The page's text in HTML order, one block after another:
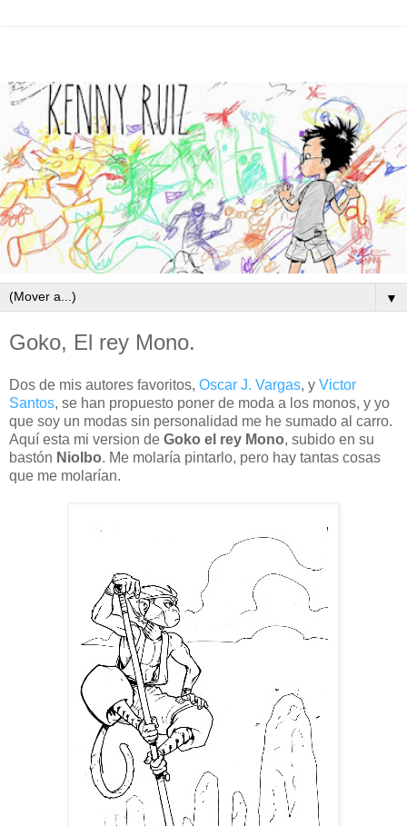
▼
Goko, El rey Mono.
Dos de mis autores favoritos, Oscar J. Vargas, y Victor
Santos, se han propuesto poner de moda a los monos, y yo
que soy un modas sin personalidad me he sumado al carro.
Aquí esta mi version de Goko el rey Mono, subido en su
bastón NioIbo. Me molaría pintarlo, pero hay tantas cosas
que me molarían.